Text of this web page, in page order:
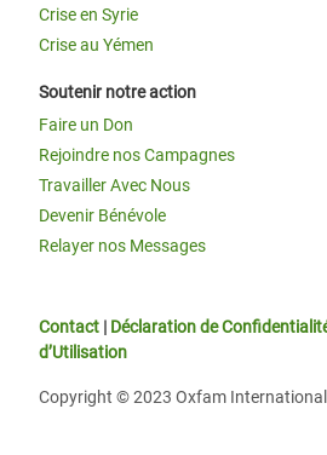
Crise en Syrie
Crise au Yémen
Soutenir notre action
Faire un Don
Rejoindre nos Campagnes
Travailler Avec Nous
Devenir Bénévole
Relayer nos Messages
Contact | Déclaration de
d’Utilisation
Copyright © 2023 Oxfam